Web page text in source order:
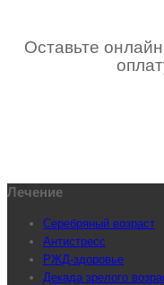
Оставьте
Лечение
Серебряный возраст
Антистресс
РЖД-здоровье
Декада зрелого